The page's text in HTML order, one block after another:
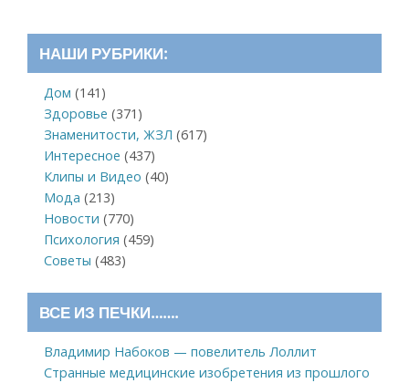
НАШИ РУБРИКИ:
Дом (141)
Здоровье (371)
Знаменитости, ЖЗЛ (617)
Интересное (437)
Клипы и Видео (40)
Мода (213)
Новости (770)
Психология (459)
Советы (483)
ВСЕ ИЗ ПЕЧКИ…….
Владимир Набоков — повелитель Лоллит
Странные медицинские изобретения из прошлого